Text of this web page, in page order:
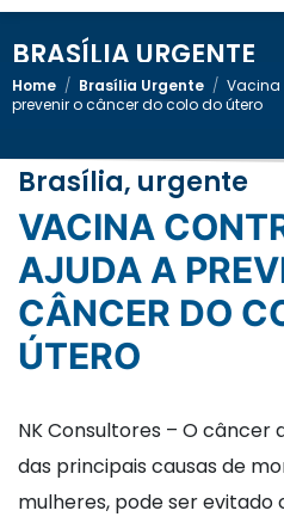
BRASÍLIA URGENTE
Home / Brasília Urgente / Vacina
prevenir o câncer do colo do útero
Brasília, urgente
VACINA CONTRA O HPV
AJUDA A
CÂNCER DO
ÚTERO
NK Consultores – O câncer
das principais causas de
mulheres, pode ser